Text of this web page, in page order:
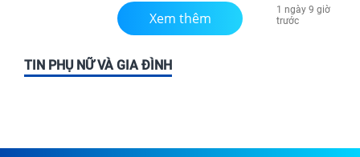
1 ngày 9 giờ
trước
Xem thêm
TIN PHỤ NỮ VÀ GIA ĐÌNH